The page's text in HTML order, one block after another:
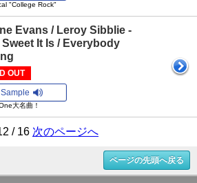
"College Rock"
Evans / Leroy Sibblie -
Sweet It Is / Everybody
OUT
Sample
大名曲！
/ 16 次のページへ
ページの先頭へ戻る